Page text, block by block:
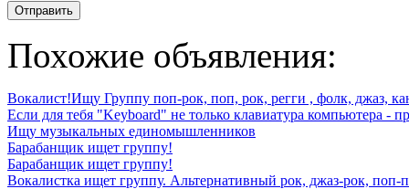
Отправить
Похожие объявления:
Вокалист!Ищу Группу поп-рок, поп, рок, регги , фолк, джаз,
Если для тебя "Keyboard" не только клавиатура компьютера -
Ищу музыкальных единомышленников
Барабанщик ищет группу!
Барабанщик ищет группу!
Вокалистка ищет группу. Альтернативный рок, джаз-рок, поп-